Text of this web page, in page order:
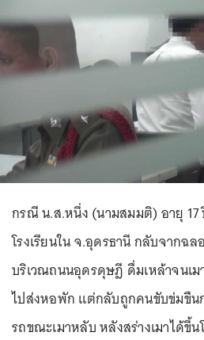
กรณี น.ส.หนึ่ง (นามสมมติ) อายุ 17
โรงเรียนใน จ.อุดรธานี กลับจากฉ
บริเวณถนนอุดรดุษฎี ดื่มเหล้าจนเม
ไปส่งหอพัก แต่กลับถูกคนขับข่มขืนก
รถขณะเมาหลับ หลังสร่างเมาได้ขึ้